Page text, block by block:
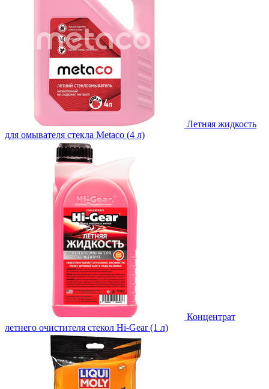
Летняя жидкость
для омывателя стекла Metaco (4 л)
Концентрат
летнего очистителя стекол Hi-Gear (1 л)